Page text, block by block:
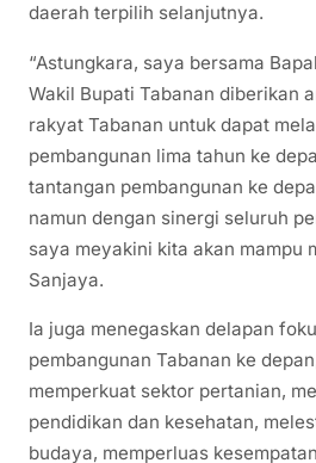
daerah terpilih selanjutnya.
“Astungkara, saya bersama
Wakil Bupati Tabanan diberikan
rakyat Tabanan untuk dapat
pembangunan lima tahun ke
tantangan pembangunan ke
namun dengan sinergi seluruh
saya meyakini kita akan mampu
Sanjaya.
Ia juga menegaskan delapan
pembangunan Tabanan ke
memperkuat sektor pertanian,
pendidikan dan kesehatan,
budaya, memperluas